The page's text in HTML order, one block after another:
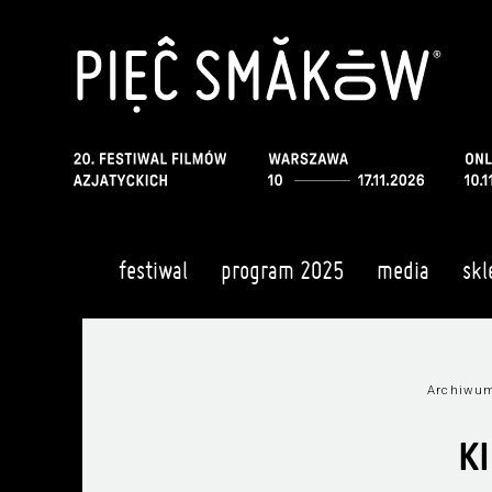
festiwal program 2025 media